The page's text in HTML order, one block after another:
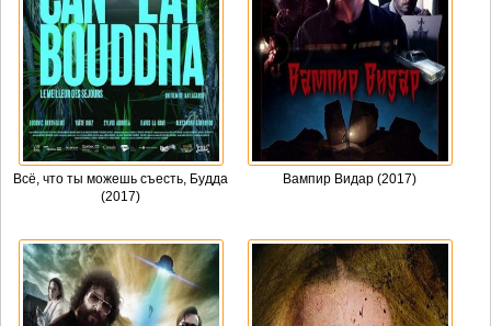
Всё, что ты можешь съесть, Будда
(2017)
Вампир Видар (2017)